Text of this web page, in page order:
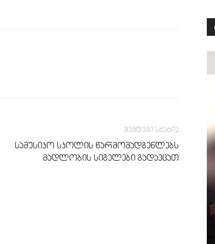
შემდეგი სტატია
სამუსიკო სკოლის წარმომადგენლებს
მადლობის სიგელები გადაეცათ